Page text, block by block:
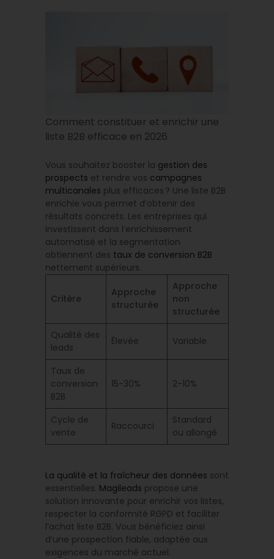
Comment constituer et enrichir une
liste B2B efficace en 2026
Vous souhaitez booster la gestion des
prospects et rendre vos campagnes
multicanales plus efficaces ? Une liste B2B
enrichie vous permet d’obtenir des
résultats concrets. Les entreprises qui
investissent dans l’enrichissement
automatisé et la segmentation
obtiennent des taux de conversion B2B
nettement supérieurs.
Critère
Approche
structurée
Approche
non
structurée
Qualité des
leads
Élevée Variable
Taux de
conversion
B2B
15-30% 2-10%
Cycle de
vente
Raccourci
Standard
ou allongé
La qualité et la fraîcheur des données sont
essentielles. Magileads propose une
solution innovante pour enrichir vos listes,
respecter la conformité RGPD et faciliter
l’achat liste B2B. Vous bénéficiez ainsi
d’une prospection fiable, adaptée aux
exigences du marché actuel.